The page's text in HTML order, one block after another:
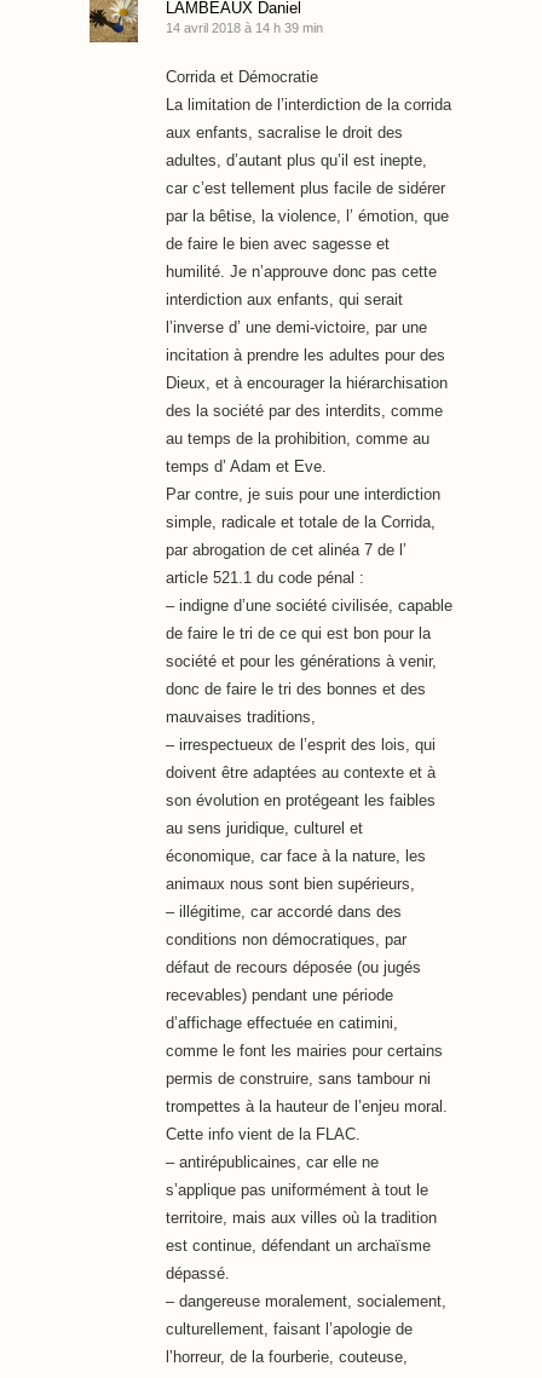
LAMBEAUX Daniel
14 avril 2018 à 14 h 39 min
Corrida et Démocratie
La limitation de l’interdiction de la corrida
aux enfants, sacralise le droit des
adultes, d’autant plus qu’il est inepte,
car c’est tellement plus facile de sidérer
par la bêtise, la violence, l’ émotion, que
de faire le bien avec sagesse et
humilité. Je n’approuve donc pas cette
interdiction aux enfants, qui serait
l’inverse d’ une demi-victoire, par une
incitation à prendre les adultes pour des
Dieux, et à encourager la hiérarchisation
des la société par des interdits, comme
au temps de la prohibition, comme au
temps d’ Adam et Eve.
Par contre, je suis pour une interdiction
simple, radicale et totale de la Corrida,
par abrogation de cet alinéa 7 de l’
article 521.1 du code pénal :
– indigne d’une société civilisée, capable
de faire le tri de ce qui est bon pour la
société et pour les générations à venir,
donc de faire le tri des bonnes et des
mauvaises traditions,
– irrespectueux de l’esprit des lois, qui
doivent être adaptées au contexte et à
son évolution en protégeant les faibles
au sens juridique, culturel et
économique, car face à la nature, les
animaux nous sont bien supérieurs,
– illégitime, car accordé dans des
conditions non démocratiques, par
défaut de recours déposée (ou jugés
recevables) pendant une période
d’affichage effectuée en catimini,
comme le font les mairies pour certains
permis de construire, sans tambour ni
trompettes à la hauteur de l’enjeu moral.
Cette info vient de la FLAC.
– antirépublicaines, car elle ne
s’applique pas uniformément à tout le
territoire, mais aux villes où la tradition
est continue, défendant un archaïsme
dépassé.
– dangereuse moralement, socialement,
culturellement, faisant l’apologie de
l’horreur, de la fourberie, couteuse,